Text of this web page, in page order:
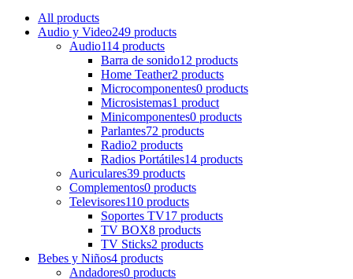
All products
Audio y Video249 products
Audio114 products
Barra de sonido12 products
Home Teather2 products
Microcomponentes0 products
Microsistemas1 product
Minicomponentes0 products
Parlantes72 products
Radio2 products
Radios Portátiles14 products
Auriculares39 products
Complementos0 products
Televisores110 products
Soportes TV17 products
TV BOX8 products
TV Sticks2 products
Bebes y Niños4 products
Andadores0 products